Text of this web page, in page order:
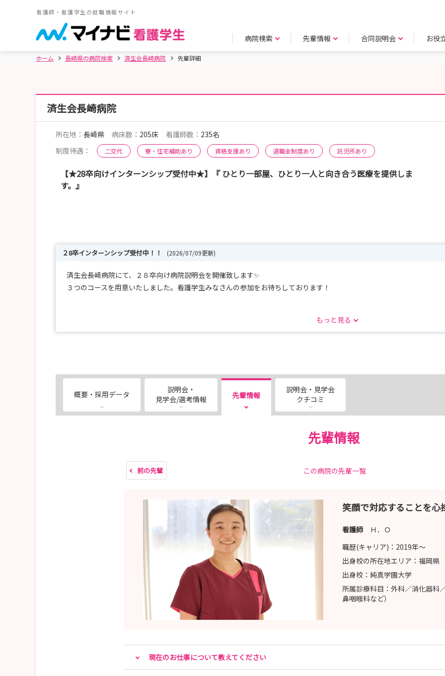
看護師・看護学生の就職情報サイト
病院検索 先輩情報 合同説明会 お役
ホーム 長崎県の病院検索 済生会長崎病院 先輩詳細
済生会長崎病院
所在地： 長崎県 病床数： 205床 看護師数： 235名
制度待遇：
二交代 寮・住宅補助あり 資格支援あり 退職金制度あり 託児所あり
【★28卒向けインターンシップ受付中★】『 ひとり一部屋、ひとり一人と向き合う医療を提供しま
す。』
２8卒インターンシップ受付中！！ (2026/07/09更新)
済生会長崎病院にて、２８卒向け病院説明会を開催致します✨
３つのコースを用意いたしました。看護学生みなさんの参加をお待ちしております！
もっと見る
概要・採用データ
説明会・
見学会/選考情報
先輩情報
説明会・見学会
クチコミ
先輩情報
前の先輩 この病院の先輩一覧
笑顔で対応することを心
看護師 Ｈ．Ｏ
職歴(キャリア)： 2019年〜
出身校の所在地エリア： 福岡県
出身校： 純真学園大学
所属診療科目： 外科／消化器科
鼻咽喉科など）
現在のお仕事について教えてください